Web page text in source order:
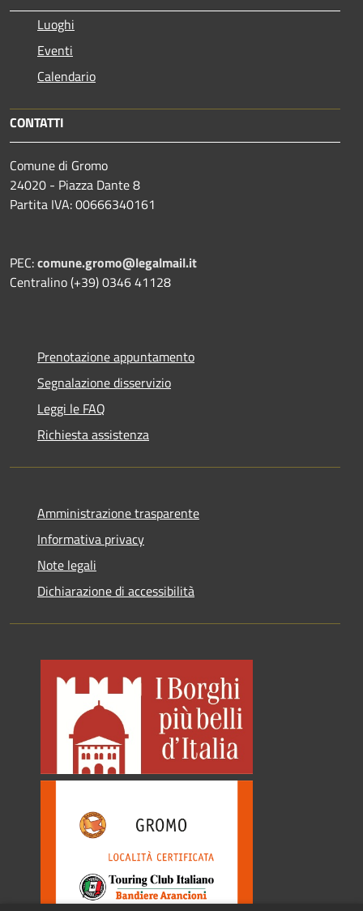
Luoghi
Eventi
Calendario
CONTATTI
Comune di Gromo
24020 - Piazza Dante 8
Partita IVA: 00666340161
PEC:comune.gromo@legalmail.it
Centralino (+39) 0346 41128
Prenotazione appuntamento
Segnalazione disservizio
Leggi le FAQ
Richiesta assistenza
Amministrazione trasparente
Informativa privacy
Note legali
Dichiarazione di accessibilità